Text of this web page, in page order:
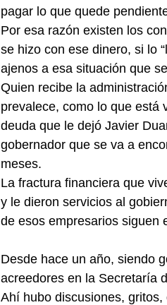
pagar lo que quede
Por esa razón existen los
se hizo con ese dinero, si lo
ajenos a esa situación que
Quien recibe la
prevalece, como lo que está
deuda que le dejó Javier
gobernador que se va a
meses.
La fractura financiera que
y le dieron servicios al
de esos empresarios siguen
Desde hace un año, siendo
acreedores en la Secretaría
Ahí hubo discusiones,